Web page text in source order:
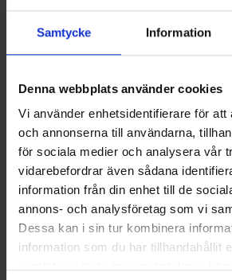
Samtycke Information
Denna webbplats använder cookies
Vi använder enhetsidentifierare för att
och annonserna till användarna,
för sociala medier och analysera vår
vidarebefordrar även sådana
information från din enhet till de
annons- och analysföretag som vi
Dessa kan i sin tur kombinera
information som du har tillhandahållit
Sie benötigen vielleicht auch
+3